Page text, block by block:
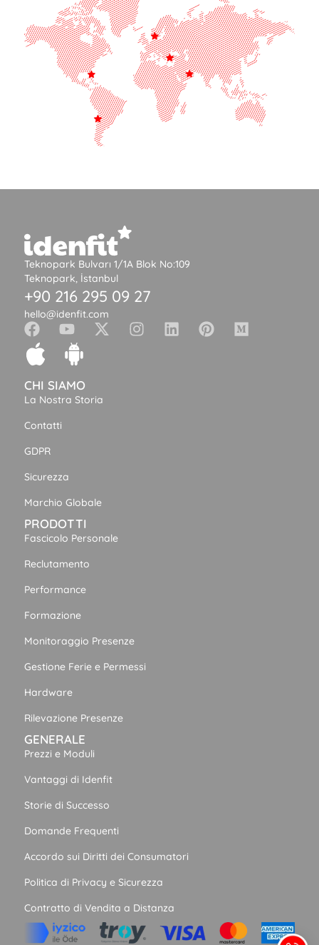
Teknopark Bulvarı 1/1A Blok No:109
Teknopark, İstanbul
+90 216 295 09 27
hello@idenfit.com
CHI SIAMO
La Nostra Storia
Contatti
GDPR
Sicurezza
Marchio Globale
PRODOTTI
Fascicolo Personale
Reclutamento
Performance
Formazione
Monitoraggio Presenze
Gestione Ferie e Permessi
Hardware
Rilevazione Presenze
GENERALE
Prezzi e Moduli
Vantaggi di Idenfit
Storie di Successo
Domande Frequenti
Accordo sui Diritti dei Consumatori
Politica di Privacy e Sicurezza
Contratto di Vendita a Distanza